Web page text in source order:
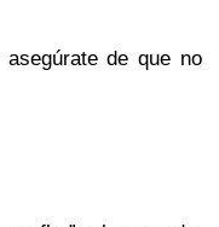
de que no